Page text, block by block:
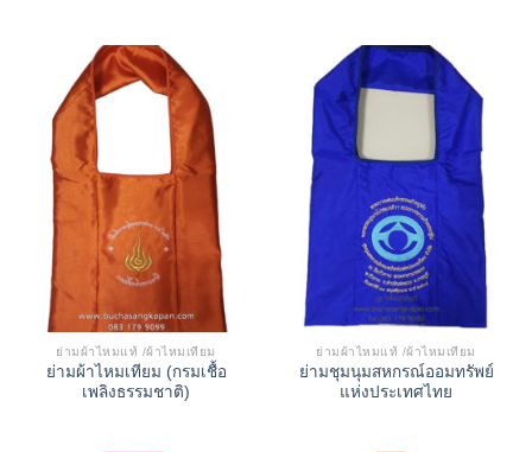
ย่ามผ้าไหมแท้ /ผ้าไหมเทียม
ย่ามผ้าไหมเทียม (กรมเชื้อ
เพลิงธรรมชาติ)
ย่ามผ้าไหมแท้ /ผ้าไหมเทียม
ย่ามชุมนุมสหกรณ์ออมทรัพย์
แห่งประเทศไทย